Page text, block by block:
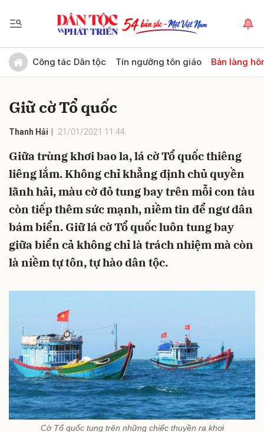
Công tác Dân tộc Tín ngưỡng tôn giáo Bản làng
Giữ cờ Tổ quốc
Thanh Hải 21/01/2021 11:44
Giữa trùng khơi bao la, lá cờ Tổ quốc thiêng
liêng lắm. Không chỉ khẳng định chủ quyền
lãnh hải, màu cờ đỏ tung bay trên mỗi con tàu
còn tiếp thêm sức mạnh, niềm tin để ngư dân
bám biển. Giữ lá cờ Tổ quốc luôn tung bay
giữa biển cả không chỉ là trách nhiệm mà còn
là niềm tự tôn, tự hào dân tộc.
Cờ Tổ quốc tung trên những chiếc thuyền ra khơi
Gửi bình luận
Hủy Gửi